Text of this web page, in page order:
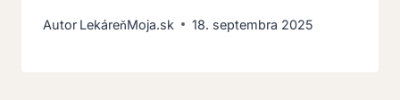
Autor LekáreňMoja.sk 18. septembra 2025